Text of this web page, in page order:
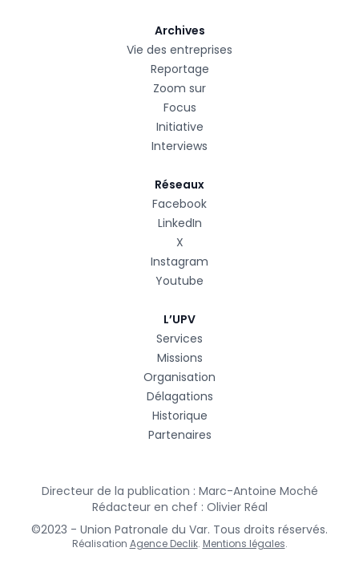
Archives
Vie des entreprises
Reportage
Zoom sur
Focus
Initiative
Interviews
Réseaux
Facebook
LinkedIn
X
Instagram
Youtube
L’UPV
Services
Missions
Organisation
Délagations
Historique
Partenaires
Directeur de la publication : Marc-Antoine Moché
Rédacteur en chef : Olivier Réal
©2023 - Union Patronale du Var. Tous droits réservés.
Réalisation Agence Declik. Mentions légales.